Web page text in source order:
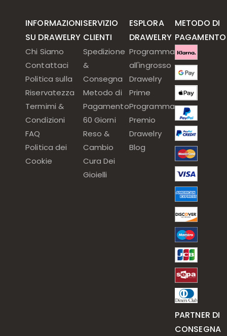
INFORMAZIONI
SU DRAWELRY
Chi Siamo
Contattaci
Politica sulla
Riservatezza
Termimi &
Condizioni
FAQ
Politica dei
Cookie
SERVIZIO
CLIENTI
Spedizione
&
Consegna
Metodo di
Pagamento
60 Giorni
Reso &
Cambio
Cura Dei
Gioielli
ESPLORA
DRAWELRY
Programma
all'ingrosso
Drawelry
Prime
Programma
Premio
Drawelry
Blog
METODO DI
PAGAMENTO
PARTNER DI
CONSEGNA